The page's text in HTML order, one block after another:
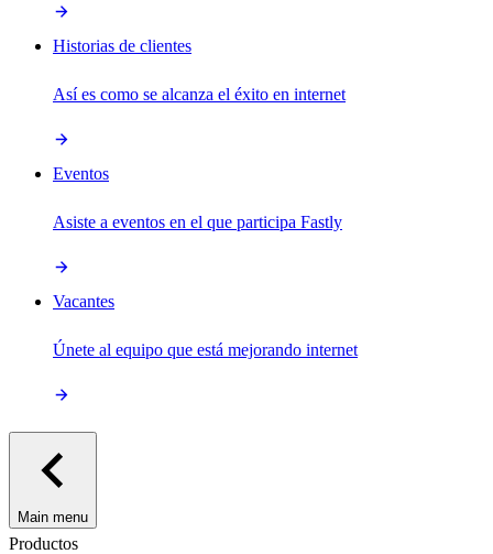
Historias de clientes
Así es como se alcanza el éxito en internet
Eventos
Asiste a eventos en el que participa Fastly
Vacantes
Únete al equipo que está mejorando internet
Main menu
Productos